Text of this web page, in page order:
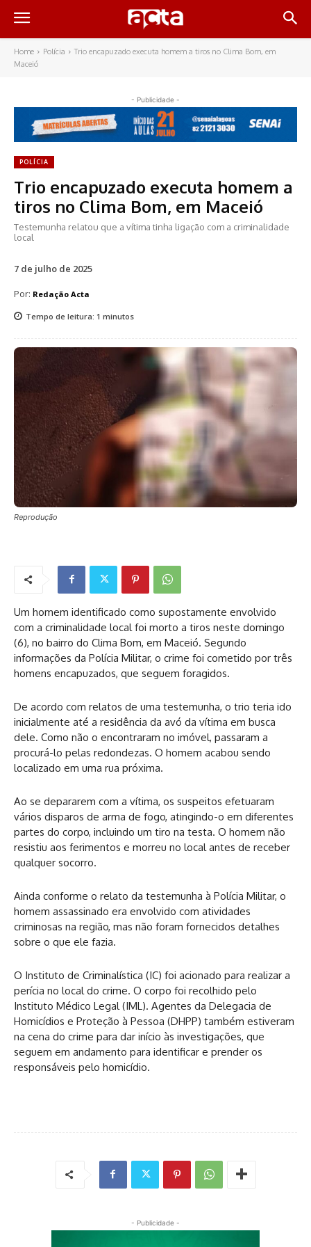
Home Polícia
Trio encapuzado executa homem a tiros no Clima Bom, em
Maceió
- Publicidade -
POLÍCIA
Trio encapuzado executa homem a
tiros no Clima Bom, em Maceió
Testemunha relatou que a vítima tinha ligação com a criminalidade
local
7 de julho de 2025
Por: Redação Acta
Tempo de leitura: 1 minutos
Reprodução
Um homem identificado como supostamente envolvido
com a criminalidade local foi morto a tiros neste domingo
(6), no bairro do Clima Bom, em Maceió. Segundo
informações da Polícia Militar, o crime foi cometido por três
homens encapuzados, que seguem foragidos.
De acordo com relatos de uma testemunha, o trio teria ido
inicialmente até a residência da avó da vítima em busca
dele. Como não o encontraram no imóvel, passaram a
procurá-lo pelas redondezas. O homem acabou sendo
localizado em uma rua próxima.
Ao se depararem com a vítima, os suspeitos efetuaram
vários disparos de arma de fogo, atingindo-o em diferentes
partes do corpo, incluindo um tiro na testa. O homem não
resistiu aos ferimentos e morreu no local antes de receber
qualquer socorro.
Ainda conforme o relato da testemunha à Polícia Militar, o
homem assassinado era envolvido com atividades
criminosas na região, mas não foram fornecidos detalhes
sobre o que ele fazia.
O Instituto de Criminalística (IC) foi acionado para realizar a
perícia no local do crime. O corpo foi recolhido pelo
Instituto Médico Legal (IML). Agentes da Delegacia de
Homicídios e Proteção à Pessoa (DHPP) também estiveram
na cena do crime para dar início às investigações, que
seguem em andamento para identificar e prender os
responsáveis pelo homicídio.
- Publicidade -